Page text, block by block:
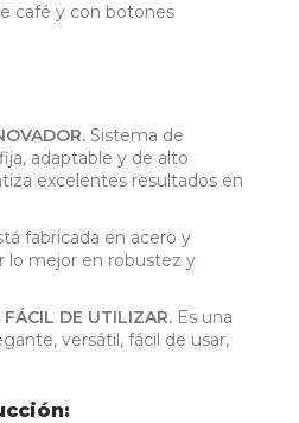
café y con botones
Sistema de
adaptable y de alto
excelentes resultados en
fabricada en acero y
lo mejor en robustez y
DE UTILIZAR. Es una
versátil, fácil de usar,